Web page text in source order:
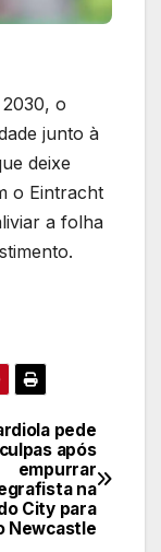
o
junto à
deixe
o Eintracht
a folha
pede
após
empurrar
na
City para
Newcastle